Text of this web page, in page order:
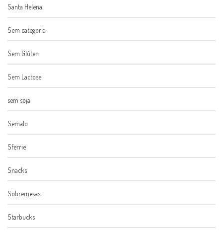
Santa Helena
Sem categoria
Sem Glúten
Sem Lactose
sem soja
Semalo
Sferrie
Snacks
Sobremesas
Starbucks